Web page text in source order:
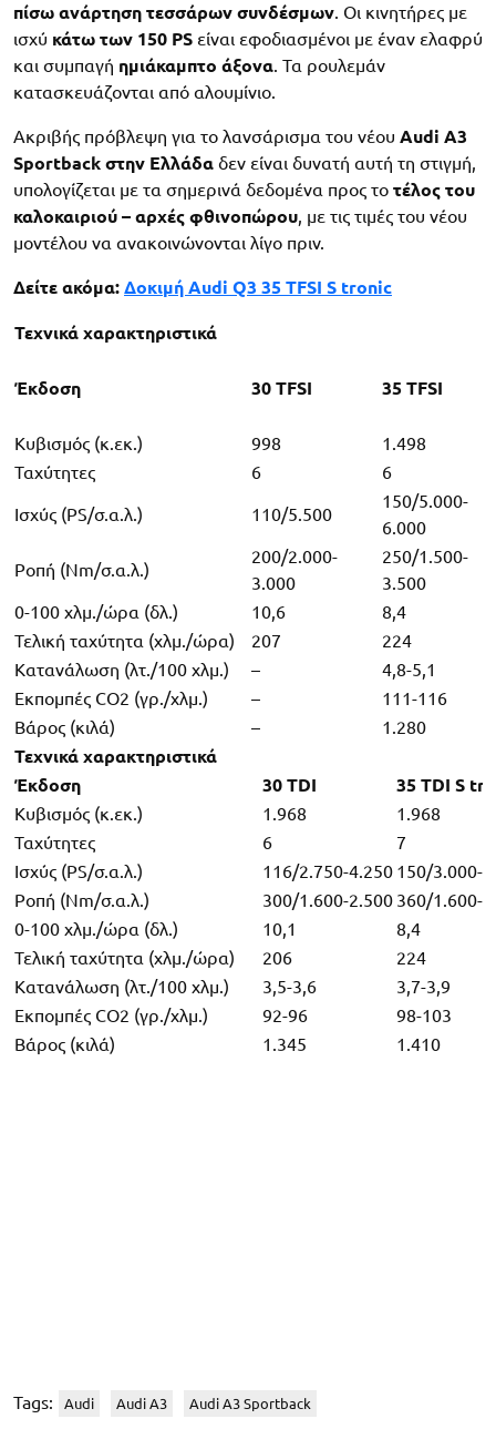
πίσω ανάρτηση τεσσάρων συνδέσμων. Οι κινητήρες με
ισχύ κάτω των 150 PS είναι εφοδιασμένοι με έναν ελαφρύ
και συμπαγή ημιάκαμπτο άξονα. Τα ρουλεμάν
κατασκευάζονται από αλουμίνιο.
Ακριβής πρόβλεψη για το λανσάρισμα του νέου Audi A3
Sportback στην Ελλάδα δεν είναι δυνατή αυτή τη στιγμή,
υπολογίζεται με τα σημερινά δεδομένα προς το τέλος του
καλοκαιριού – αρχές φθινοπώρου, με τις τιμές του νέου
μοντέλου να ανακοινώνονται λίγο πριν.
Δείτε ακόμα: Δοκιμή Audi Q3 35 TFSI S tronic
Τεχνικά χαρακτηριστικά
Έκδοση 30 TFSI 35 TFSI
Κυβισμός (κ.εκ.) 998
1.498
Ταχύτητες
6 6
Ισχύς (PS/σ.α.λ.) 110/5.500
150/5.000-
6.000
Ροπή (Nm/σ.α.λ.)
200/2.000-
3.000
250/1.500-
3.500
0-100 χλμ./ώρα (δλ.)
10,6
8,4
Τελική ταχύτητα (χλμ./ώρα)
207
224
Κατανάλωση (λτ./100 χλμ.)
–
4,8-5,1
Εκπομπές CO2 (γρ./χλμ.)
–
111-116
Βάρος (κιλά)
–
1.280
Τεχνικά χαρακτηριστικά
Έκδοση
30 TDI
35 TDI S
Κυβισμός (κ.εκ.)
1.968
1.968
Ταχύτητες
6
7
Ισχύς (PS/σ.α.λ.)
116/2.750-4.250 150/3.000-
Ροπή (Nm/σ.α.λ.)
300/1.600-2.500 360/1.600-
0-100 χλμ./ώρα (δλ.)
10,1
8,4
Τελική ταχύτητα (χλμ./ώρα)
206
224
Κατανάλωση (λτ./100 χλμ.)
3,5-3,6
3,7-3,9
Εκπομπές CO2 (γρ./χλμ.)
92-96
98-103
Βάρος (κιλά)
1.345 1.410
Tags: Audi Audi A3 Audi A3 Sportback